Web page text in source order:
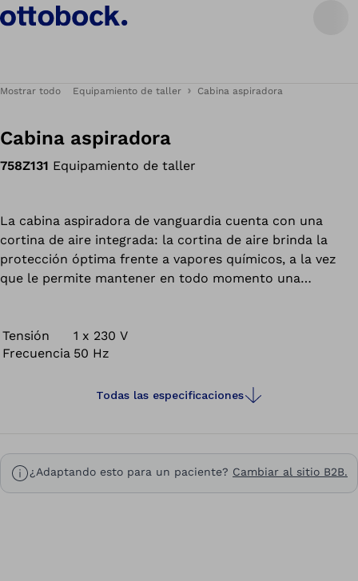
Mostrar todo Equipamiento de taller Cabina aspiradora
Cabina aspiradora
758Z131 Equipamiento de taller
La cabina aspiradora de vanguardia cuenta con una
cortina de aire integrada: la cortina de aire brinda la
protección óptima frente a vapores químicos, a la vez
que le permite mantener en todo momento una
Tensión
1 x 230 V
Frecuencia 50 Hz
Todas las especificaciones
¿Adaptando esto para un paciente? Cambiar al sitio B2B.